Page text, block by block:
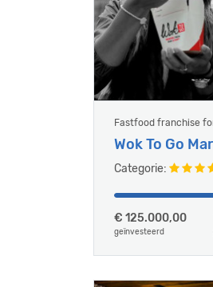
Fastfood franchise
Wok To Go
Categorie:
€ 125.000,00
geïnvesteerd